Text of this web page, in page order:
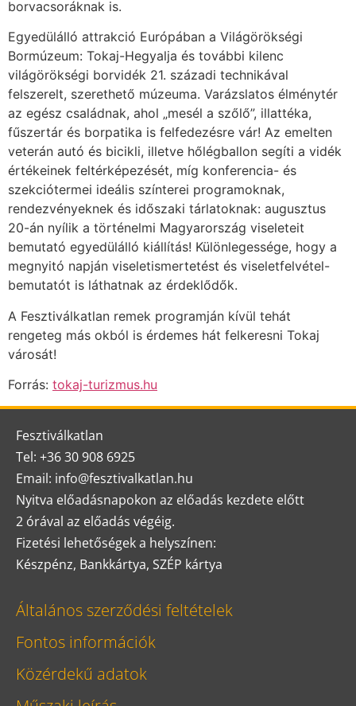
borvacsoráknak is.
Egyedülálló attrakció Európában a Világörökségi
Bormúzeum: Tokaj-Hegyalja és további kilenc
világörökségi borvidék 21. századi technikával
felszerelt, szerethető múzeuma. Varázslatos élménytér
az egész családnak, ahol „mesél a szőlő”, illattéka,
fűszertár és borpatika is felfedezésre vár! Az emelten
veterán autó és bicikli, illetve hőlégballon segíti a vidék
értékeinek feltérképezését, míg konferencia- és
szekciótermei ideális színterei programoknak,
rendezvényeknek és időszaki tárlatoknak: augusztus
20-án nyílik a történelmi Magyarország viseleteit
bemutató egyedülálló kiállítás! Különlegessége, hogy a
megnyitó napján viseletismertetést és viseletfelvétel-
bemutatót is láthatnak az érdeklődők.
A Fesztiválkatlan remek programján kívül tehát
rengeteg más okból is érdemes hát felkeresni Tokaj
városát!
Forrás: tokaj-turizmus.hu
Fesztiválkatlan
Tel: +36 30 908 6925
Email: info@fesztivalkatlan.hu
Nyitva előadásnapokon az előadás kezdete előtt
2 órával az előadás végéig.
Fizetési lehetőségek a helyszínen:
Készpénz, Bankkártya, SZÉP kártya
Általános szerződési feltételek
Fontos információk
Közérdekű adatok